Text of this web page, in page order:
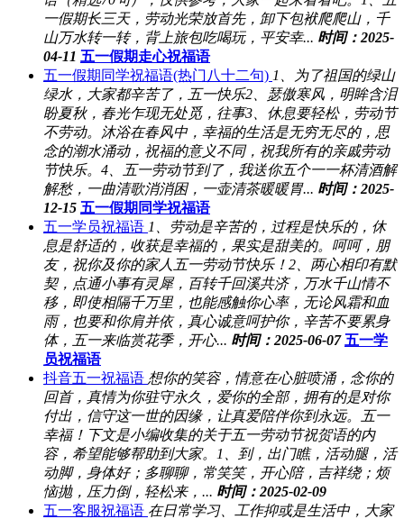
一假期长三天，劳动光荣放首先，卸下包袱爬爬山，千
山万水转一转，背上旅包吃喝玩，平安幸... 时间：2025-
04-11 五一假期走心祝福语
五一假期同学祝福语(热门八十二句) 1、为了祖国的绿山
绿水，大家都辛苦了，五一快乐2、瑟傲寒风，明眸含泪
盼夏秋，春光乍现无处觅，往事3、休息要轻松，劳动节
不劳动。沐浴在春风中，幸福的生活是无穷无尽的，思
念的潮水涌动，祝福的意义不同，祝我所有的亲戚劳动
节快乐。4、五一劳动节到了，我送你五个一一杯清酒解
解愁，一曲清歌消消困，一壶清茶暖暖胃... 时间：2025-
12-15 五一假期同学祝福语
五一学员祝福语 1、劳动是辛苦的，过程是快乐的，休
息是舒适的，收获是幸福的，果实是甜美的。呵呵，朋
友，祝你及你的家人五一劳动节快乐！2、两心相印有默
契，点通小事有灵犀，百转千回溪共济，万水千山情不
移，即使相隔千万里，也能感触你心率，无论风霜和血
雨，也要和你肩并依，真心诚意呵护你，辛苦不要累身
体，五一来临赏花季，开心... 时间：2025-06-07 五一学
员祝福语
抖音五一祝福语 想你的笑容，情意在心脏喷涌，念你的
回首，真情为你驻守永久，爱你的全部，拥有的是对你
付出，信守这一世的因缘，让真爱陪伴你到永远。五一
幸福！下文是小编收集的关于五一劳动节祝贺语的内
容，希望能够帮助到大家。1、到，出门瞧，活动腿，活
动脚，身体好；多聊聊，常笑笑，开心陪，吉祥绕；烦
恼抛，压力倒，轻松来，... 时间：2025-02-09
五一客服祝福语 在日常学习、工作抑或是生活中，大家